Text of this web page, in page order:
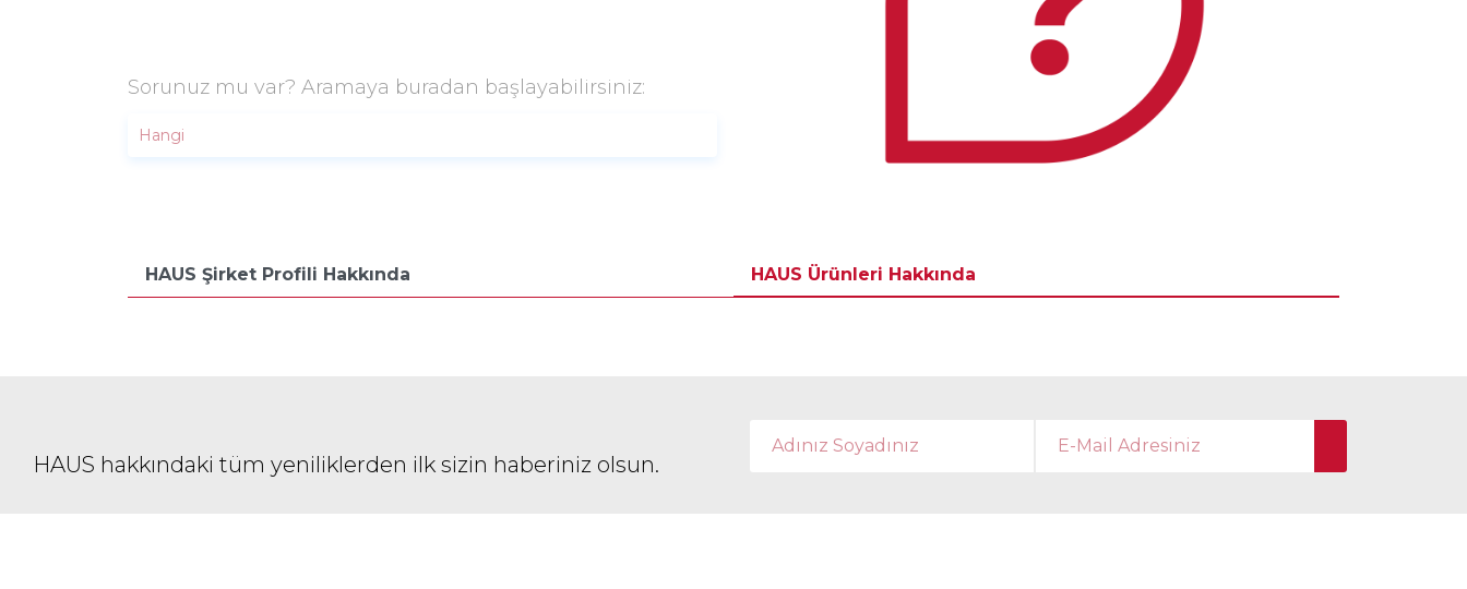
Sorunuz mu var? Aramaya buradan başlayabilirsiniz:
HAUS Şirket Profili Hakkında HAUS Ürünleri Hakkında
HAUS hakkındaki tüm yeniliklerden ilk sizin haberiniz olsun.